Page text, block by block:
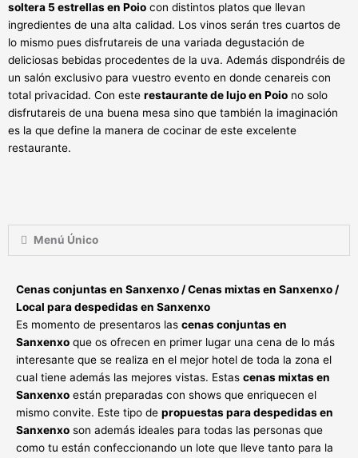
soltera 5 estrellas en Poio con distintos platos que llevan
ingredientes de una alta calidad. Los vinos serán tres cuartos de
lo mismo pues disfrutareis de una variada degustación de
deliciosas bebidas procedentes de la uva. Además dispondréis de
un salón exclusivo para vuestro evento en donde cenareis con
total privacidad. Con este restaurante de lujo en Poio no solo
disfrutareis de una buena mesa sino que también la imaginación
es la que define la manera de cocinar de este excelente
restaurante.
Menú Único
Cenas conjuntas en Sanxenxo / Cenas mixtas en Sanxenxo /
Local para despedidas en Sanxenxo
Es momento de presentaros las cenas conjuntas en
Sanxenxo que os ofrecen en primer lugar una cena de lo más
interesante que se realiza en el mejor hotel de toda la zona el
cual tiene además las mejores vistas. Estas cenas mixtas en
Sanxenxo están preparadas con shows que enriquecen el
mismo convite. Este tipo de propuestas para despedidas en
Sanxenxo son además ideales para todas las personas que
como tu están confeccionando un lote que lleve tanto para la